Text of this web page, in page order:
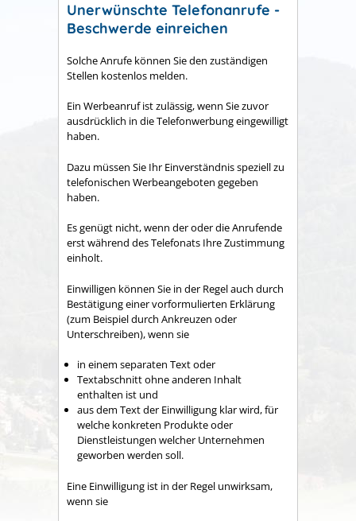
Unerwünschte Telefonanrufe -
Beschwerde einreichen
Solche Anrufe können Sie den zuständigen
Stellen kostenlos melden.
Ein Werbeanruf ist zulässig, wenn Sie zuvor
ausdrücklich in die Telefonwerbung eingewilligt
haben.
Dazu müssen Sie Ihr Einverständnis speziell zu
telefonischen Werbeangeboten gegeben
haben.
Es genügt nicht, wenn der oder die Anrufende
erst während des Telefonats Ihre Zustimmung
einholt.
Einwilligen können Sie in der Regel auch durch
Bestätigungeiner vorformulierten Erklärung
(zum Beispiel durch Ankreuzen oder
Unterschreiben), wenn sie
in einem separaten Text oder
Textabschnitt ohne anderen Inhalt
enthalten ist und
aus dem Text der Einwilligung klar wird, für
welche konkreten Produkte oder
Dienstleistungen welcher Unternehmen
geworben werden soll.
Eine Einwilligung ist in der Regel unwirksam,
wenn sie